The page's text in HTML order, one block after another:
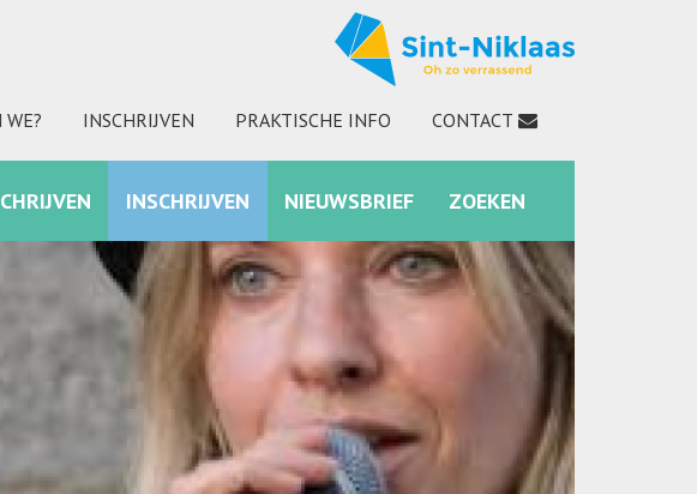
INSCHRIJVEN PRAKTISCHE INFO CONTACT
FACEBOOK INSTAGRAM ZOEKEN
INSCHRIJVEN NIEUWSBRIEF ZOEKEN